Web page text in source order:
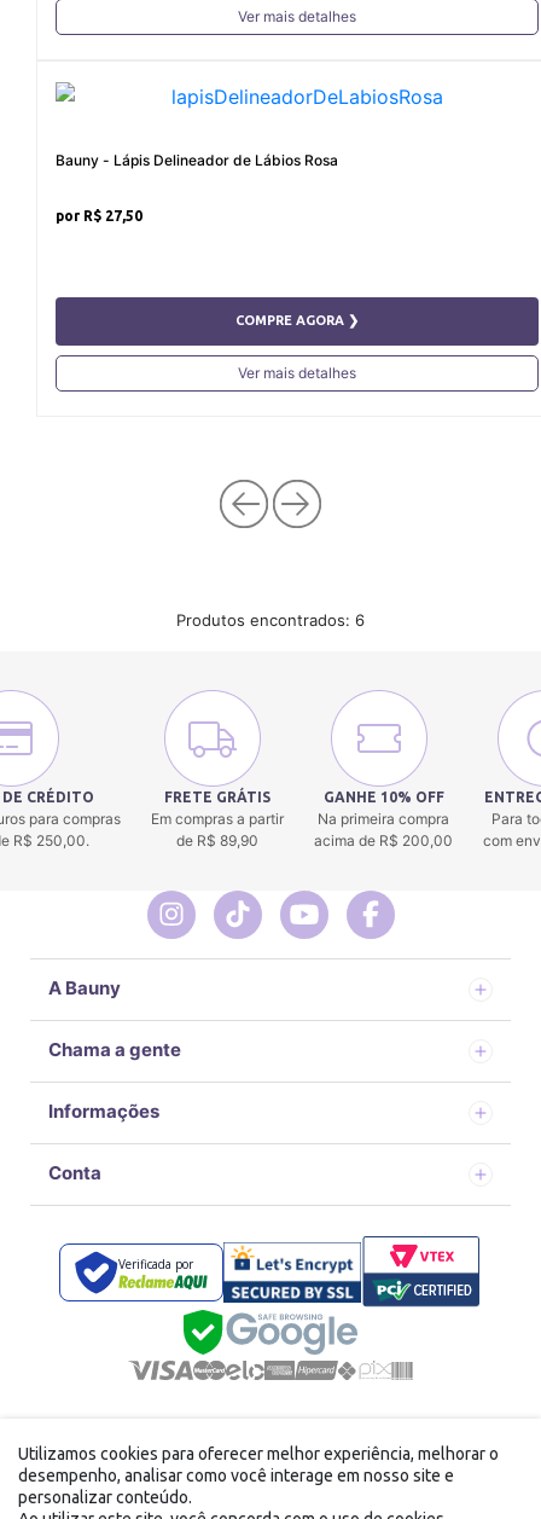
Ver mais detalhes
Bauny - Lápis Delineador de Lábios Rosa
R$ 27,50
COMPRE AGORA ❯
Ver mais detalhes
Produtos encontrados: 6
CRÉDITO
para compras
R$ 250,00.
FRETE GRÁTIS
Em compras a partir
de R$ 89,90
GANHE 10% OFF
Na primeira compra
acima de R$ 200,00
Para
com
A Bauny
Chama a gente
Informações
Conta
Verificada por
FFE DISTRIBUIDORA LTDA - 40.867.166/0001-24 Avenida
doutor Alvaro de campos carneiro, 242 Vila Brasileira Mogi
das Cruzes/SP
Utilizamos cookies para oferecer melhor experiência, melhorar o
desempenho, analisar como você interage em nosso site e
personalizar conteúdo.